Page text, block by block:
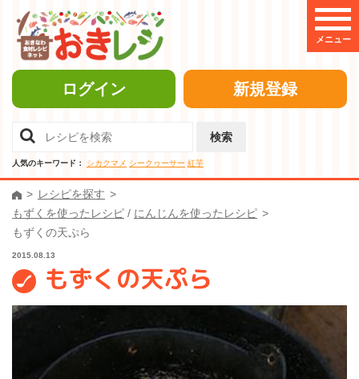
メニュー
ログイン 新規登録
検索
人気のキーワード： シカクマメ シークヮーサー 紅芋
レシピを探す
もずくを使ったレシピ / にんじんを使ったレシピ
もずくの天ぷら
2015.08.13
もずくの天ぷら